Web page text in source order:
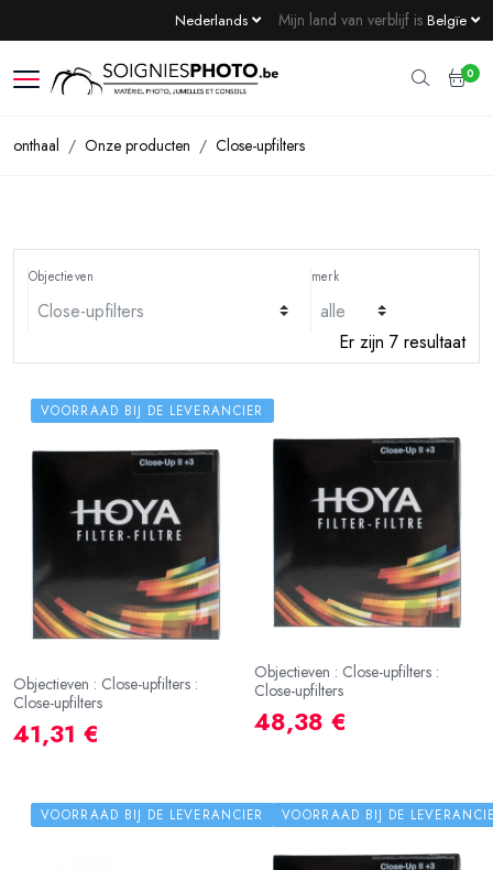
Mijn land van verblijf is Belgïe
Nederlands
0
onthaal Onze producten Close-upfilters
Objectieven merk
Er zijn 7 resultaat
VOORRAAD BIJ DE LEVERANCIER
Objectieven : Close-upfilters :
Close-upfilters
41,31 €
Objectieven : Close-upfilters :
Close-upfilters
48,38 €
VOORRAAD BIJ DE LEVERANCIER VOORRAAD BIJ DE